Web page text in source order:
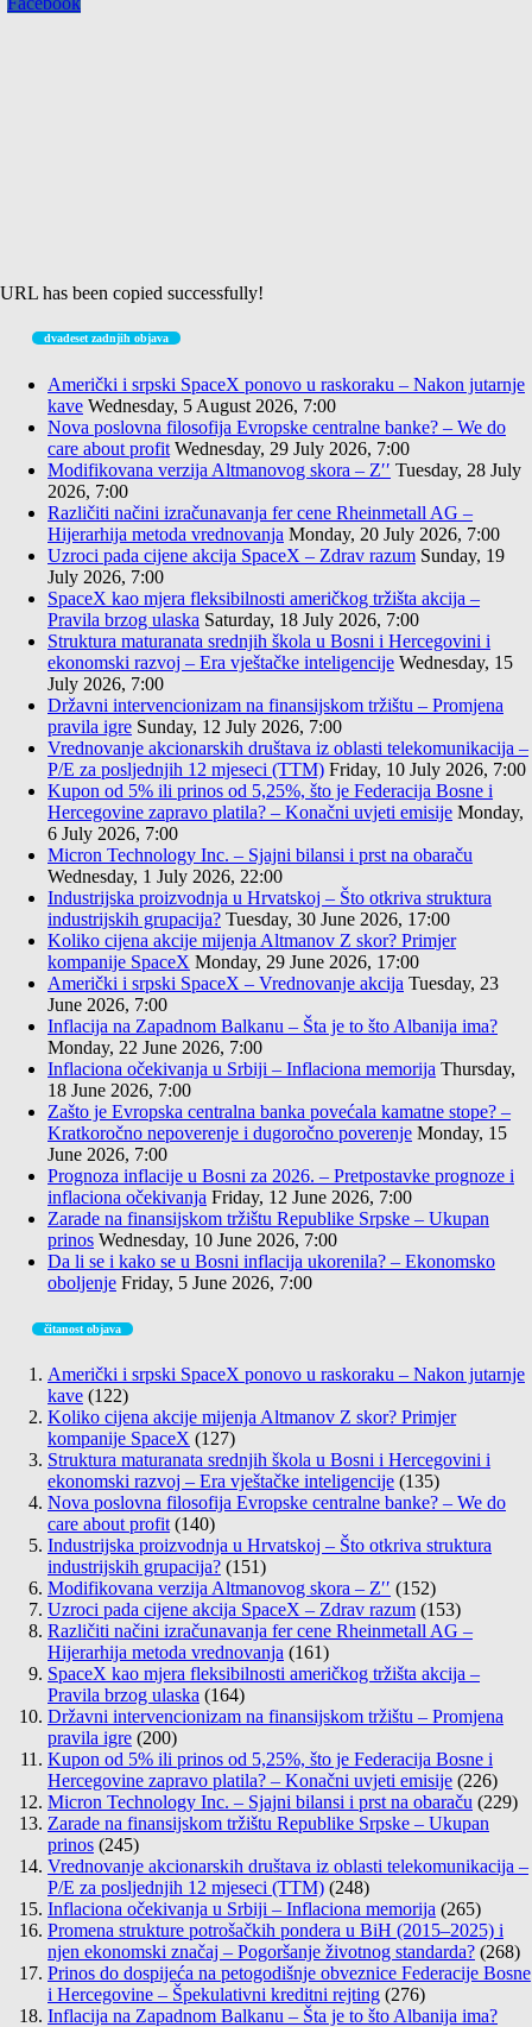
URL has been copied successfully!
dvadeset zadnjih objava
Američki i srpski SpaceX ponovo u raskoraku – Nakon jutarnje
kave Wednesday, 5 August 2026, 7:00
Nova poslovna filosofija Evropske centralne banke? – We do
care about profit Wednesday, 29 July 2026, 7:00
Modifikovana verzija Altmanovog skora – Z′′ Tuesday, 28 July
2026, 7:00
Različiti načini izračunavanja fer cene Rheinmetall AG –
Hijerarhija metoda vrednovanja Monday, 20 July 2026, 7:00
Uzroci pada cijene akcija SpaceX – Zdrav razum Sunday, 19
July 2026, 7:00
SpaceX kao mjera fleksibilnosti američkog tržišta akcija –
Pravila brzog ulaska Saturday, 18 July 2026, 7:00
Struktura maturanata srednjih škola u Bosni i Hercegovini i
ekonomski razvoj – Era vještačke inteligencije Wednesday, 15
July 2026, 7:00
Državni intervencionizam na finansijskom tržištu – Promjena
pravila igre Sunday, 12 July 2026, 7:00
Vrednovanje akcionarskih društava iz oblasti telekomunikacija –
P/E za posljednjih 12 mjeseci (TTM) Friday, 10 July 2026, 7:00
Kupon od 5% ili prinos od 5,25%, što je Federacija Bosne i
Hercegovine zapravo platila? – Konačni uvjeti emisije Monday,
6 July 2026, 7:00
Micron Technology Inc. – Sjajni bilansi i prst na obaraču
Wednesday, 1 July 2026, 22:00
Industrijska proizvodnja u Hrvatskoj – Što otkriva struktura
industrijskih grupacija? Tuesday, 30 June 2026, 17:00
Koliko cijena akcije mijenja Altmanov Z skor? Primjer
kompanije SpaceX Monday, 29 June 2026, 17:00
Američki i srpski SpaceX – Vrednovanje akcija Tuesday, 23
June 2026, 7:00
Inflacija na Zapadnom Balkanu – Šta je to što Albanija ima?
Monday, 22 June 2026, 7:00
Inflaciona očekivanja u Srbiji – Inflaciona memorija Thursday,
18 June 2026, 7:00
Zašto je Evropska centralna banka povećala kamatne stope? –
Kratkoročno nepoverenje i dugoročno poverenje Monday, 15
June 2026, 7:00
Prognoza inflacije u Bosni za 2026. – Pretpostavke prognoze i
inflaciona očekivanja Friday, 12 June 2026, 7:00
Zarade na finansijskom tržištu Republike Srpske – Ukupan
prinos Wednesday, 10 June 2026, 7:00
Da li se i kako se u Bosni inflacija ukorenila? – Ekonomsko
oboljenje Friday, 5 June 2026, 7:00
čitanost objava
Američki i srpski SpaceX ponovo u raskoraku – Nakon jutarnje
kave (122)
Koliko cijena akcije mijenja Altmanov Z skor? Primjer
kompanije SpaceX (127)
Struktura maturanata srednjih škola u Bosni i Hercegovini i
ekonomski razvoj – Era vještačke inteligencije (135)
Nova poslovna filosofija Evropske centralne banke? – We do
care about profit (140)
Industrijska proizvodnja u Hrvatskoj – Što otkriva struktura
industrijskih grupacija? (151)
Modifikovana verzija Altmanovog skora – Z′′ (152)
Uzroci pada cijene akcija SpaceX – Zdrav razum (153)
Različiti načini izračunavanja fer cene Rheinmetall AG –
Hijerarhija metoda vrednovanja (161)
SpaceX kao mjera fleksibilnosti američkog tržišta akcija –
Pravila brzog ulaska (164)
Državni intervencionizam na finansijskom tržištu – Promjena
pravila igre (200)
Kupon od 5% ili prinos od 5,25%, što je Federacija Bosne i
Hercegovine zapravo platila? – Konačni uvjeti emisije (226)
Micron Technology Inc. – Sjajni bilansi i prst na obaraču (229)
Zarade na finansijskom tržištu Republike Srpske – Ukupan
prinos (245)
Vrednovanje akcionarskih društava iz oblasti telekomunikacija –
P/E za posljednjih 12 mjeseci (TTM) (248)
Inflaciona očekivanja u Srbiji – Inflaciona memorija (265)
Promena strukture potrošačkih pondera u BiH (2015–2025) i
njen ekonomski značaj – Pogoršanje životnog standarda? (268)
Prinos do dospijeća na petogodišnje obveznice Federacije Bosne
i Hercegovine – Špekulativni kreditni rejting (276)
Inflacija na Zapadnom Balkanu – Šta je to što Albanija ima?